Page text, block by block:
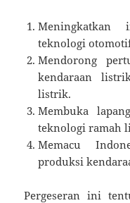
teknologi
Mendorong
kendaraan
listrik.
Membuka
teknologi ramah
Memacu
produksi
Pergeseran ini